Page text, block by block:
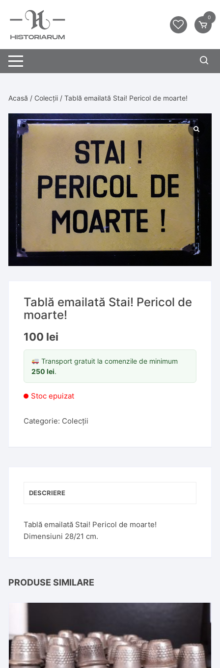
0
Acasă / Colecții / Tablă emailată Stai! Pericol de moarte!
Tablă emailată Stai! Pericol de
moarte!
100 lei
Transport gratuit la comenzile de minimum
250lei.
Stoc epuizat
Categorie: Colecții
DESCRIERE
Tablă emailată Stai! Pericol de moarte!
Dimensiuni 28/21 cm.
PRODUSE SIMILARE